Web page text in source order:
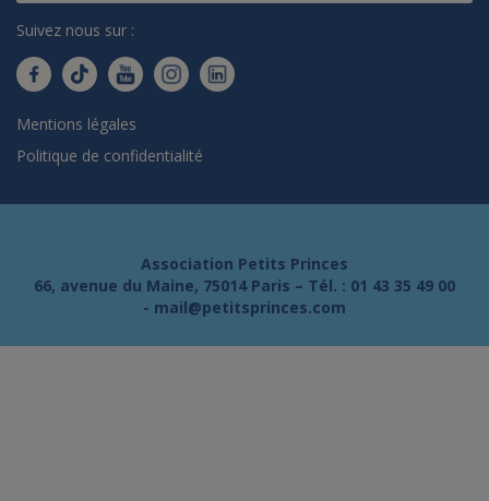
Suivez nous sur :
Mentions légales
Politique de confidentialité
Association Petits Princes
66, avenue du Maine, 75014 Paris – Tél. : 01 43 35 49 00
- mail@petitsprinces.com